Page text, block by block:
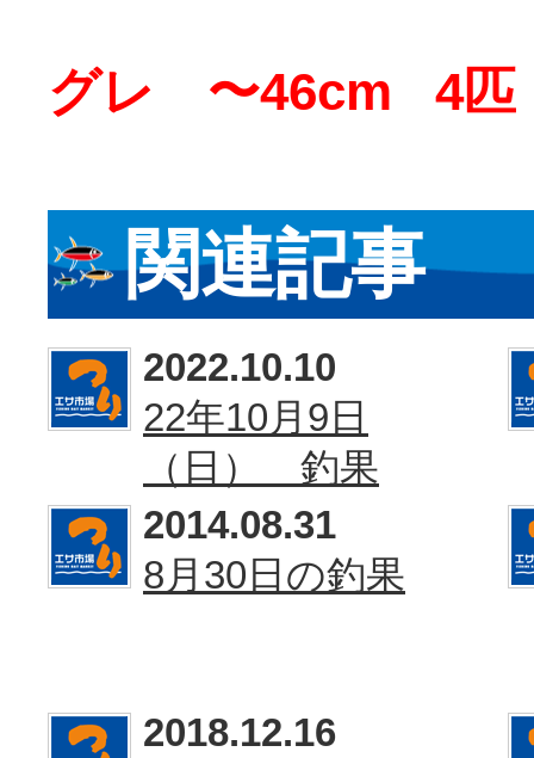
グレ 〜46cm 4匹
関連記事
2022.10.10
22年10月9日
（日） 釣果
2014.08.31
8月30日の釣果
2018.12.16